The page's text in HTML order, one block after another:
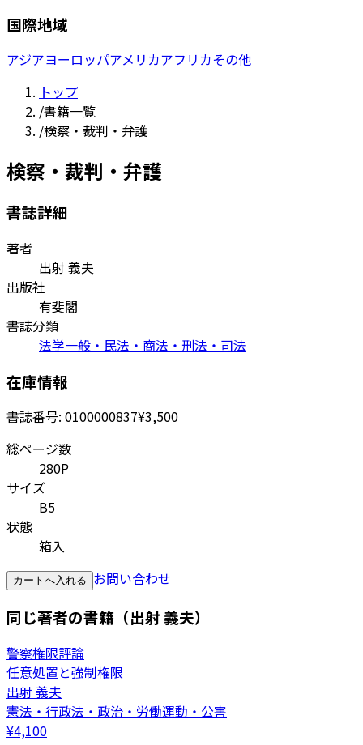
国際地域
アジアヨーロッパアメリカアフリカその他
トップ
/書籍一覧
/検察・裁判・弁護
検察・裁判・弁護
書誌詳細
著者
出射 義夫
出版社
有斐閣
書誌分類
法学一般・民法・商法・刑法・司法
在庫情報
書誌番号: 0100000837¥3,500
総ページ数
280P
サイズ
B5
状態
箱入
カートへ入れる お問い合わせ
同じ著者の書籍（出射 義夫）
警察権限評論
任意処置と強制権限
出射 義夫
憲法・行政法・政治・労働運動・公害
¥4,100